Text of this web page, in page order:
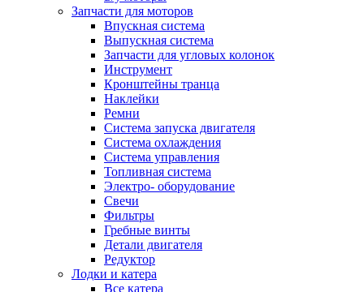
Запчасти для моторов
Впускная система
Выпускная система
Запчасти для угловых колонок
Инструмент
Кронштейны транца
Наклейки
Ремни
Система запуска двигателя
Система охлаждения
Система управления
Топливная система
Электро- оборудование
Свечи
Фильтры
Гребные винты
Детали двигателя
Редуктор
Лодки и катера
Все катера